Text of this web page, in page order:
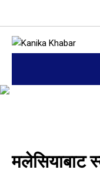
मलेसियाबाट